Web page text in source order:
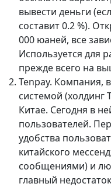
вывести деньги
составит 0.2 %).
000 юаней, все
Используется для
прежде всего на
Tenpay. Компания,
системой (холдинг
Китае. Сегодня в
пользователей.
удобства
китайского
сообщениями) и
главный